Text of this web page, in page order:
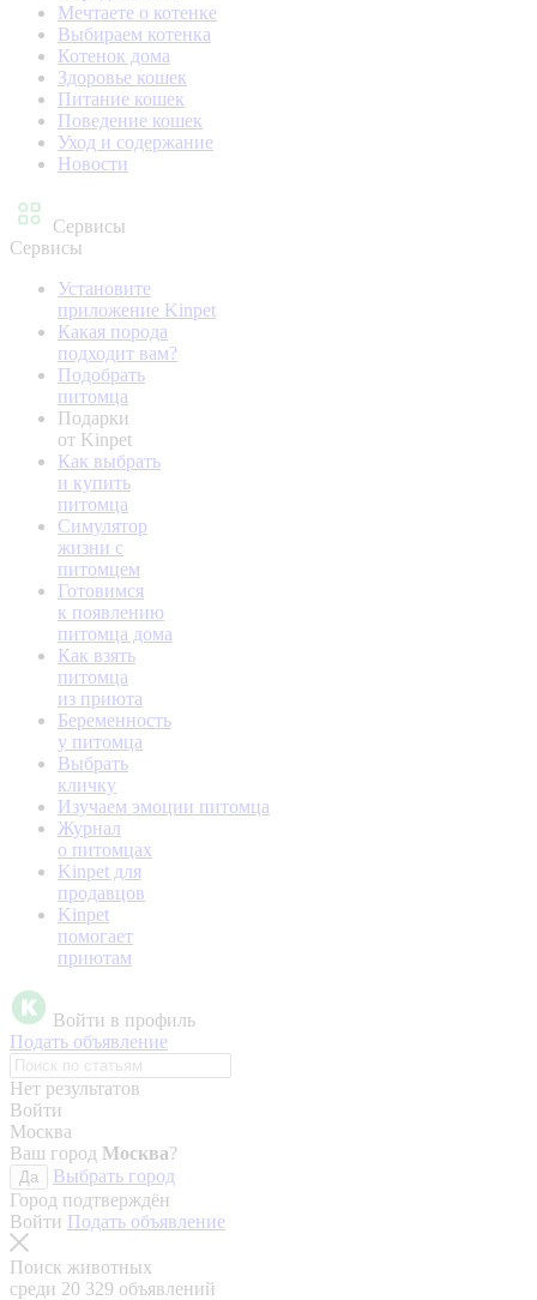
Мечтаете о котенке
Выбираем котенка
Котенок дома
Здоровье кошек
Питание кошек
Поведение кошек
Уход и содержание
Новости
Сервисы
Сервисы
Установите
приложение Kinpet
Какая порода
подходит вам?
Подобрать
питомца
Подарки
от Kinpet
Как выбрать
и купить
питомца
Симулятор
жизни с
питомцем
Готовимся
к появлению
питомца дома
Как взять
питомца
из приюта
Беременность
у питомца
Выбрать
кличку
Изучаем эмоции питомца
Журнал
о питомцах
Kinpet для
продавцов
Kinpet
помогает
приютам
Войти в профиль
Подать объявление
Нет результатов
Войти
Москва
Ваш город Москва?
Да
Выбрать город
Город подтверждён
Войти Подать объявление
Поиск животных
среди 20 329 объявлений